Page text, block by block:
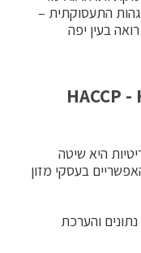
התעסוקתית –
בעין יפה
HACCP
היא שיטה
בעסקי מזון
והערכת